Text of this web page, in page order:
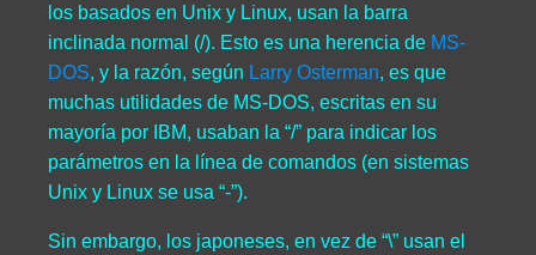
los basados en Unix y Linux, usan la barra
inclinada normal (/). Esto es una herencia de MS-
DOS, y la razón, según Larry Osterman, es que
muchas utilidades de MS-DOS, escritas en su
mayoría por IBM, usaban la “/” para indicar los
parámetros en la línea de comandos (en sistemas
Unix y Linux se usa “-”).
Sin embargo, los japoneses, en vez de “\” usan el